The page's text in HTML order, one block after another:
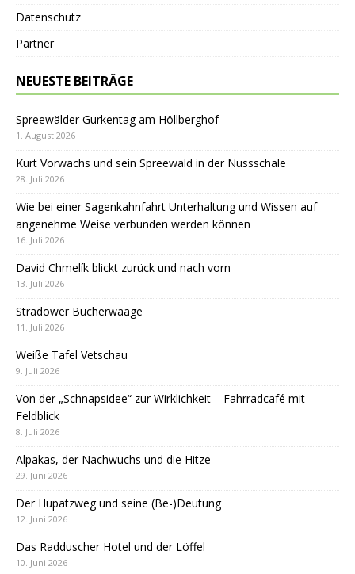
Datenschutz
Partner
NEUESTE BEITRÄGE
Spreewälder Gurkentag am Höllberghof
1. August 2026
Kurt Vorwachs und sein Spreewald in der Nussschale
28. Juli 2026
Wie bei einer Sagenkahnfahrt Unterhaltung und Wissen auf
angenehme Weise verbunden werden können
16. Juli 2026
David Chmelík blickt zurück und nach vorn
13. Juli 2026
Stradower Bücherwaage
11. Juli 2026
Weiße Tafel Vetschau
9. Juli 2026
Von der „Schnapsidee“ zur Wirklichkeit – Fahrradcafé mit
Feldblick
8. Juli 2026
Alpakas, der Nachwuchs und die Hitze
29. Juni 2026
Der Hupatzweg und seine (Be-)Deutung
12. Juni 2026
Das Radduscher Hotel und der Löffel
10. Juni 2026